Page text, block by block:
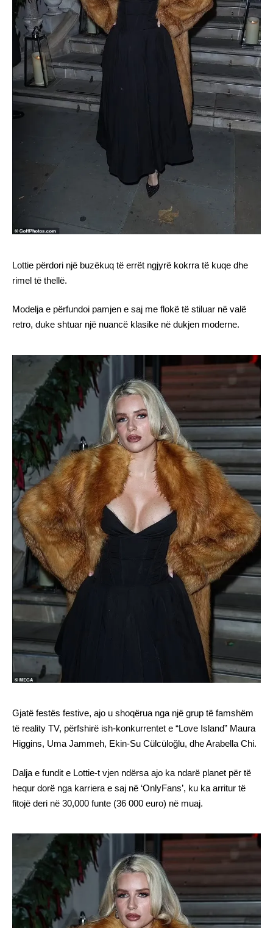
Lottie përdori një buzëkuq të errët ngjyrë kokrra të kuqe dhe
rimel të thellë.
Modelja e përfundoi pamjen e saj me flokë të stiluar në valë
retro, duke shtuar një nuancë klasike në dukjen moderne.
Gjatë festës festive, ajo u shoqërua nga një grup të famshëm
të reality TV, përfshirë ish-konkurrentet e “Love Island” Maura
Higgins, Uma Jammeh, Ekin-Su Cülcüloğlu, dhe Arabella Chi.
Dalja e fundit e Lottie-t vjen ndërsa ajo ka ndarë planet për të
hequr dorë nga karriera e saj në ‘OnlyFans’, ku ka arritur të
fitojë deri në 30,000 funte (36 000 euro) në muaj.